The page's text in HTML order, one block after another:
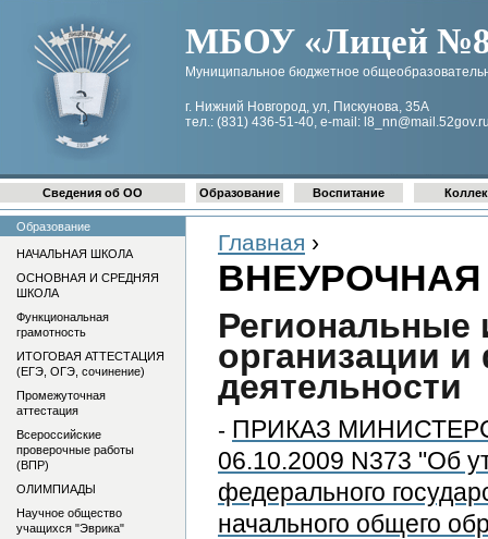
МБОУ «Лицей №8
Муниципальное бюджетное
г. Нижний Новгород, ул, Пискунова, 35А
тел.: (831) 436-51-40, e-mail:
Главная ›
организации
деятельности
- ПРИКАЗ
06.10.2009 N373 "Об
федерального
начального общего
Сведения об ОО Образование Воспитание
Образование
НАЧАЛЬНАЯ ШКОЛА
ОСНОВНАЯ И СРЕДНЯЯ
ШКОЛА
Функциональная
грамотность
ИТОГОВАЯ АТТЕСТАЦИЯ
(ЕГЭ, ОГЭ, сочинение)
Промежуточная
аттестация
Всероссийские
проверочные работы
(ВПР)
ОЛИМПИАДЫ
Научное общество
учащихся "Эврика"